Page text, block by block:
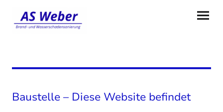
Baustelle – Diese Website befindet